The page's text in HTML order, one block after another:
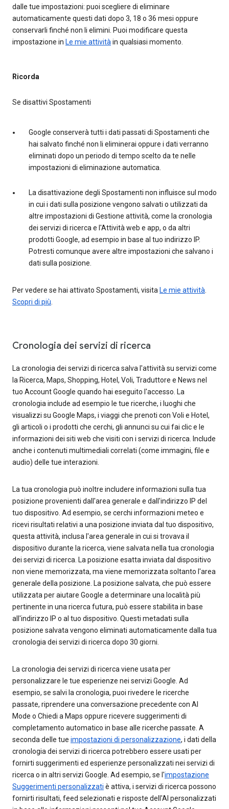
dalle tue impostazioni: puoi scegliere di eliminare
automaticamente questi dati dopo 3, 18 o 36 mesi oppure
conservarli finché non li elimini. Puoi modificare questa
impostazione in Le mie attivitàin qualsiasi momento.
Ricorda
Se disattivi Spostamenti
Google conserverà tutti i dati passati di Spostamenti che
hai salvato finché non li eliminerai oppure i dati verranno
eliminati dopo un periodo di tempo scelto da te nelle
impostazioni di eliminazione automatica.
La disattivazione degli Spostamenti non influisce sul modo
in cui i dati sulla posizione vengono salvati o utilizzati da
altre impostazioni di Gestione attività, come la cronologia
dei servizi di ricerca e l'Attività web e app, o da altri
prodotti Google, ad esempio in base al tuo indirizzo IP.
Potresti comunque avere altre impostazioni che salvano i
dati sulla posizione.
Per vedere se hai attivato Spostamenti, visita Le mie attività.
Scopri di più.
Cronologia dei servizi di ricerca
La cronologia dei servizi di ricerca salva l'attività su servizi come
la Ricerca, Maps, Shopping, Hotel, Voli, Traduttore e News nel
tuo Account Google quando hai eseguito l'accesso. La
cronologia include ad esempio le tue ricerche, i luoghi che
visualizzi su Google Maps, i viaggi che prenoti con Voli e Hotel,
gli articoli o i prodotti che cerchi, gli annunci su cui fai clic e le
informazioni dei siti web che visiti con i servizi di ricerca. Include
anche i contenuti multimediali correlati (come immagini, file e
audio) delle tue interazioni.
La tua cronologia può inoltre includere informazioni sulla tua
posizione provenienti dall'area generale e dall'indirizzo IP del
tuo dispositivo. Ad esempio, se cerchi informazioni meteo e
ricevi risultati relativi a una posizione inviata dal tuo dispositivo,
questa attività, inclusa l'area generale in cui si trovava il
dispositivo durante la ricerca, viene salvata nella tua cronologia
dei servizi di ricerca. La posizione esatta inviata dal dispositivo
non viene memorizzata, ma viene memorizzata soltanto l'area
generale della posizione. La posizione salvata, che può essere
utilizzata per aiutare Google a determinare una località più
pertinente in una ricerca futura, può essere stabilita in base
all'indirizzo IP o al tuo dispositivo. Questi metadati sulla
posizione salvata vengono eliminati automaticamente dalla tua
cronologia dei servizi di ricerca dopo 30 giorni.
La cronologia dei servizi di ricerca viene usata per
personalizzare le tue esperienze nei servizi Google. Ad
esempio, se salvi la cronologia, puoi rivedere le ricerche
passate, riprendere una conversazione precedente con AI
Mode o Chiedi a Maps oppure ricevere suggerimenti di
completamento automatico in base alle ricerche passate. A
seconda delle tue impostazioni di personalizzazione, i dati della
cronologia dei servizi di ricerca potrebbero essere usati per
fornirti suggerimenti ed esperienze personalizzati nei servizi di
ricerca o in altri servizi Google. Ad esempio, se l'impostazione
Suggerimenti personalizzati è attiva, i servizi di ricerca possono
fornirti risultati, feed selezionati e risposte dell'AI personalizzati